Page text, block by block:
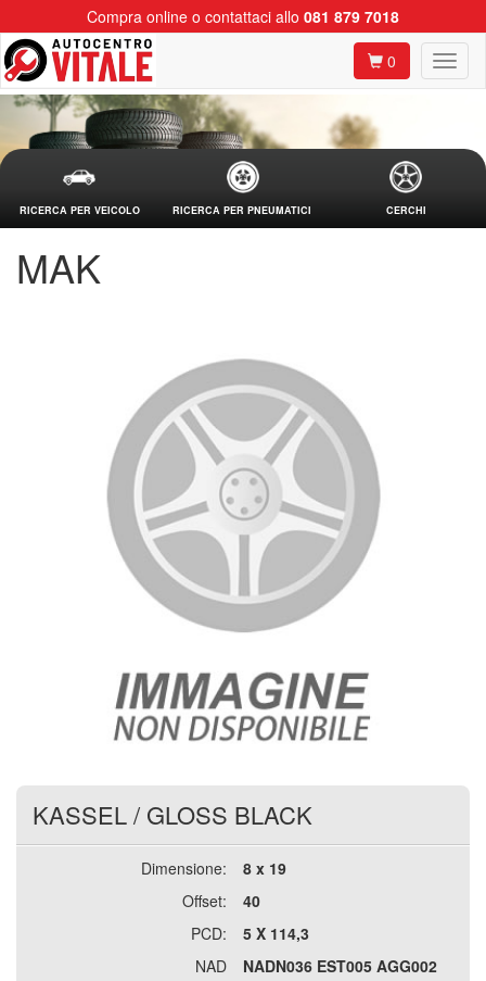
Compra online o contattaci allo 081 879 7018
0
RICERCA PER VEICOLO RICERCA PER PNEUMATICI CERCHI
MAK
KASSEL/ GLOSS BLACK
Dimensione:
8 x 19
Offset:
40
PCD:
5 X 114,3
NAD
NADN036 EST005 AGG002